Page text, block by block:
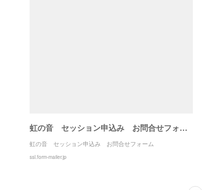
虹の音 セッション申込み お問合せフォーム
虹の音 セッション申込み お問合せフォーム
ssl.form-mailer.jp